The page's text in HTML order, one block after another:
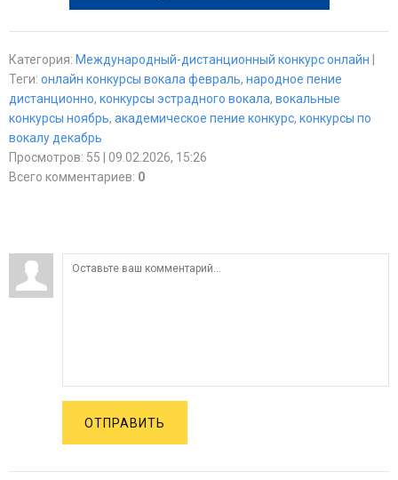
Категория: Международный-дистанционный конкурс онлайн
Теги: онлайн конкурсы вокала февраль, народное пение
дистанционно, конкурсы эстрадного вокала, вокальные
конкурсы ноябрь, академическое пение конкурс, конкурсы по
вокалу декабрь
Просмотров: 55 | 09.02.2026, 15:26
Всего комментариев: 0
ОТПРАВИТЬ